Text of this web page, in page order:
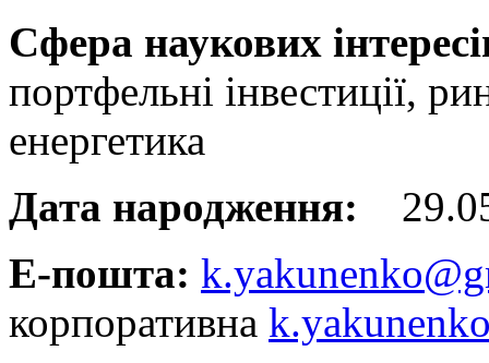
Сфера наукових
портфельні інвестиції,
енергетика
Дата народження:
Е-пошта:
корпоративна